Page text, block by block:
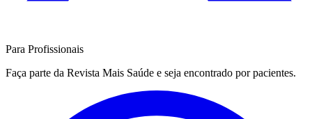
Para Profissionais
Faça parte da Revista Mais Saúde e seja encontrado por pacientes.